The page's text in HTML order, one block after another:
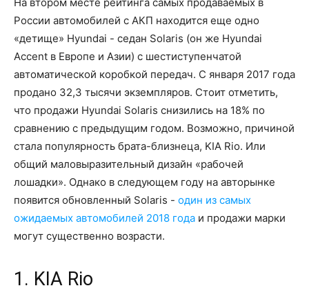
России автомобилей с АКП находится еще одно
«детище» Hyundai - седан Solaris (он же Hyundai
Accent в Европе и Азии) с шестиступенчатой
автоматической коробкой передач. С января 2017 года
продано 32,3 тысячи экземпляров. Стоит отметить,
что продажи Hyundai Solaris снизились на 18% по
сравнению с предыдущим годом. Возможно, причиной
стала популярность брата-близнеца, KIA Rio. Или
общий маловыразительный дизайн «рабочей
лошадки». Однако в следующем году на авторынке
появится обновленный Solaris - один из самых
ожидаемых автомобилей 2018 года и продажи марки
могут существенно возрасти.
1. KIA Rio